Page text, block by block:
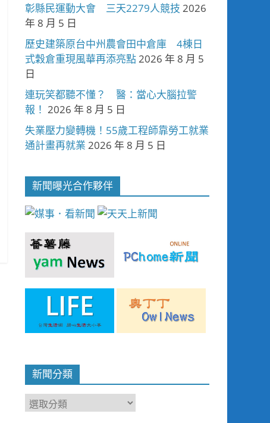
彰縣民運動大會 三天2279人競技 2026
年 8 月 5 日
歷史建築原台中州農會田中倉庫 4棟日
式穀倉重現風華再添亮點2026 年 8 月 5
日
連玩笑都聽不懂？ 醫：當心大腦拉警
報！ 2026 年 8 月 5 日
失業壓力變轉機！55歲工程師靠勞工就業
通計畫再就業 2026 年 8 月 5 日
新聞曝光合作夥伴
新聞分類
新